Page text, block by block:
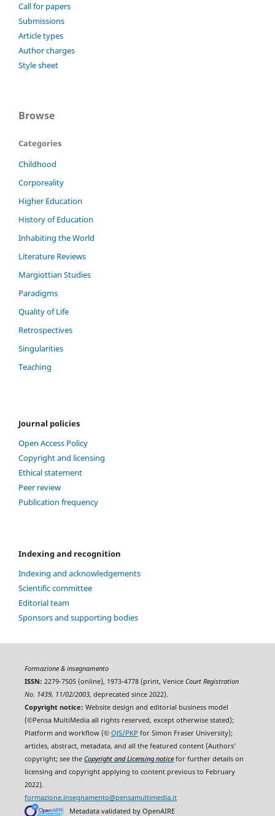
Call for papers
Submissions
Article types
Author charges
Style sheet
Browse
Categories
Childhood
Corporeality
Higher Education
History of Education
Inhabiting the World
Literature Reviews
Margiottian Studies
Paradigms
Quality of Life
Retrospectives
Singularities
Teaching
Journal policies
Open Access Policy
Copyright and licensing
Ethical statement
Peer review
Publication frequency
Indexing and recognition
Indexing and acknowledgements
Scientific committee
Editorial team
Sponsors and supporting bodies
Formazione & insegnamento
ISSN: 2279-7505 (online), 1973-4778 (print, Venice Court Registration
No. 1439, 11/02/2003, deprecated since 2022).
Copyright notice: Website design and editorial business model
(©Pensa MultiMedia all rights reserved, except otherwise stated);
Platform and workflow (© OJS/PKP for Simon Fraser University);
articles, abstract, metadata, and all the featured content (Authors'
copyright; see the Copyright and Licensing noticefor further details on
licensing and copyright applying to content previous to February
2022).
formazione.insegnamento@pensamultimedia.it
Metadata validated by OpenAIRE